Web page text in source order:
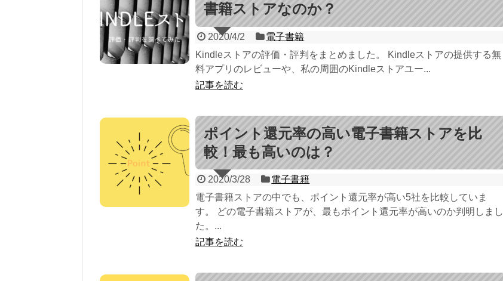
書籍ストアなのか？
2020/4/2
電子書籍
Kindleストアの評価・評判をまとめました。 Kindleストアの提供する無
料アプリのレビューや、私の周囲のKindleストアユー...
記事を読む
ポイント還元率の高い電子書籍ストアを比
較！最も高いのは？
2020/3/28
電子書籍
電子書籍ストアの中でも、ポイント還元率が高い5社を比較していま
す。 どの電子書籍ストアが、最もポイント還元率が高いのか判明しまし
た。...
記事を読む